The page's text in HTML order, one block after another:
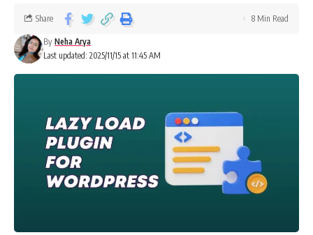
Last updated: 2025/11/15 at 11:45 AM
By Neha Arya
Share 8 Min Read